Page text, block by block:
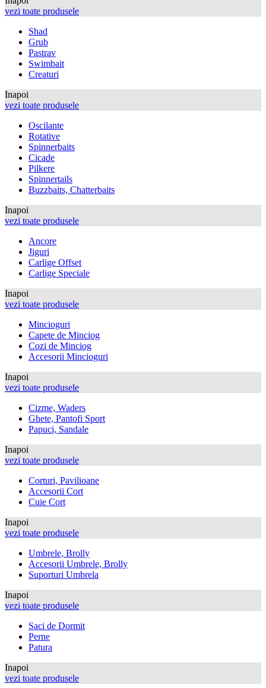
vezi toate produsele
Shad
Grub
Pastrav
Swimbait
Creaturi
Inapoi
vezi toate produsele
Oscilante
Rotative
Spinnerbaits
Cicade
Pilkere
Spinnertails
Buzzbaits, Chatterbaits
Inapoi
vezi toate produsele
Ancore
Jiguri
Carlige Offset
Carlige Speciale
Inapoi
vezi toate produsele
Mincioguri
Capete de Minciog
Cozi de Minciog
Accesorii Mincioguri
Inapoi
vezi toate produsele
Cizme, Waders
Ghete, Pantofi Sport
Papuci, Sandale
Inapoi
vezi toate produsele
Corturi, Pavilioane
Accesorii Cort
Cuie Cort
Inapoi
vezi toate produsele
Umbrele, Brolly
Accesorii Umbrele, Brolly
Suporturi Umbrela
Inapoi
vezi toate produsele
Saci de Dormit
Perne
Patura
Inapoi
vezi toate produsele